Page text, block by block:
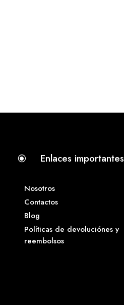
\ Enlaces importantes
Nosotros
Contactos
Blog
Políticas de devoluciónes y
reembolsos